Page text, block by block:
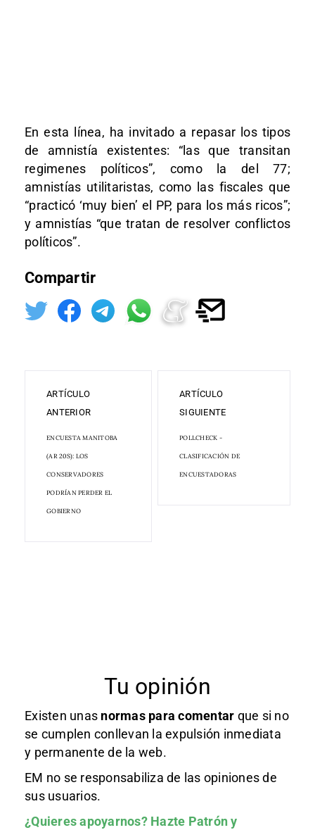
En esta línea, ha invitado a repasar los tipos
de amnistía existentes: “las que transitan
regimenes políticos”, como la del 77;
amnistías utilitaristas, como las fiscales que
“practicó ‘muy bien’ el PP, para los más ricos”;
y amnistías “que tratan de resolver conflictos
políticos”.
Compartir
ARTÍCULO
ANTERIOR
ENCUESTA MANITOBA
(AR 20S): LOS
CONSERVADORES
PODRÍAN PERDER EL
GOBIERNO
ARTÍCULO
SIGUIENTE
POLLCHECK -
CLASIFICACIÓN DE
ENCUESTADORAS
Tu opinión
Existen unas normas para comentar que si no
se cumplen conllevan la expulsión inmediata
y permanente de la web.
EM no se responsabiliza de las opiniones de
sus usuarios.
¿Quieres apoyarnos? Hazte Patróny